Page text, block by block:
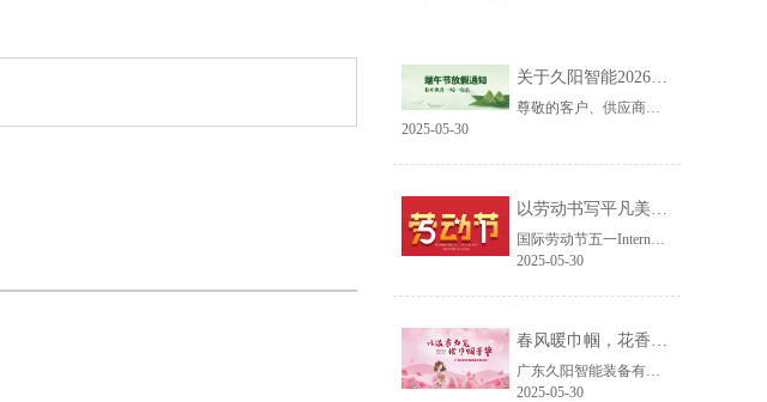
关于久阳智能2026端午放假你安排
尊敬的客户、供应商及全体员工：端午佳节将至，根据国家法定节假日安排并结合我司实际情况，现将2026年端午节放假安排通知如下：放假时间安排办公室人员：放假时间：6
2025-05-30
以劳动书写平凡美好，以假日治愈一路奔波｜久阳五一放假安排
国际劳动节五一International Workers' Day
2025-05-30
春风暖巾帼，花香致芳华｜广东久阳机械致敬每一位了不起的她
广东久阳智能装备有限公司 春风暖巾帼花香致芳华2026丨3.8妇女节快乐
2025-05-30